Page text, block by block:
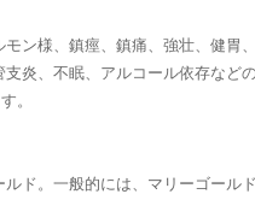
ン様、鎮痙、鎮痛、強壮、健
炎、不眠、アルコール依存な
。
ド。一般的には、マリーゴー